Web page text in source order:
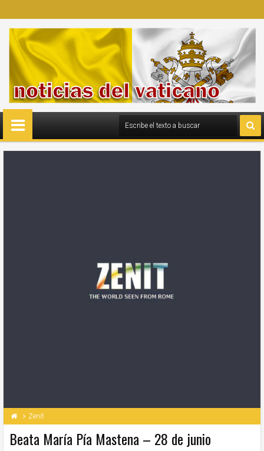
Zenit
Beata María Pía Mastena – 28 de junio